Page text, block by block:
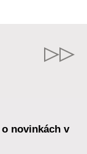
novinkách v